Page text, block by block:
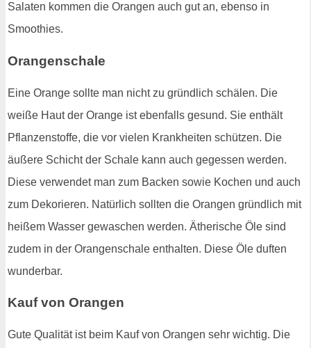
Salaten kommen die Orangen auch gut an, ebenso in
Smoothies.
Orangenschale
Eine Orange sollte man nicht zu gründlich schälen. Die
weiße Haut der Orange ist ebenfalls gesund. Sie enthält
Pflanzenstoffe, die vor vielen Krankheiten schützen. Die
äußere Schicht der Schale kann auch gegessen werden.
Diese verwendet man zum Backen sowie Kochen und auch
zum Dekorieren. Natürlich sollten die Orangen gründlich mit
heißem Wasser gewaschen werden. Ätherische Öle sind
zudem in der Orangenschale enthalten. Diese Öle duften
wunderbar.
Kauf von Orangen
Gute Qualität ist beim Kauf von Orangen sehr wichtig. Die